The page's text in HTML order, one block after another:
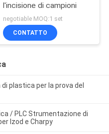
l'incisione di campioni
negotiable MOQ:1 set
CONTATTO
plastica per la prova del
/ PLC Strumentazione di
Izod e Charpy